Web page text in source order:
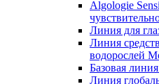
Algologie
Линия для
Линия
водорослей
Базовая
Линия